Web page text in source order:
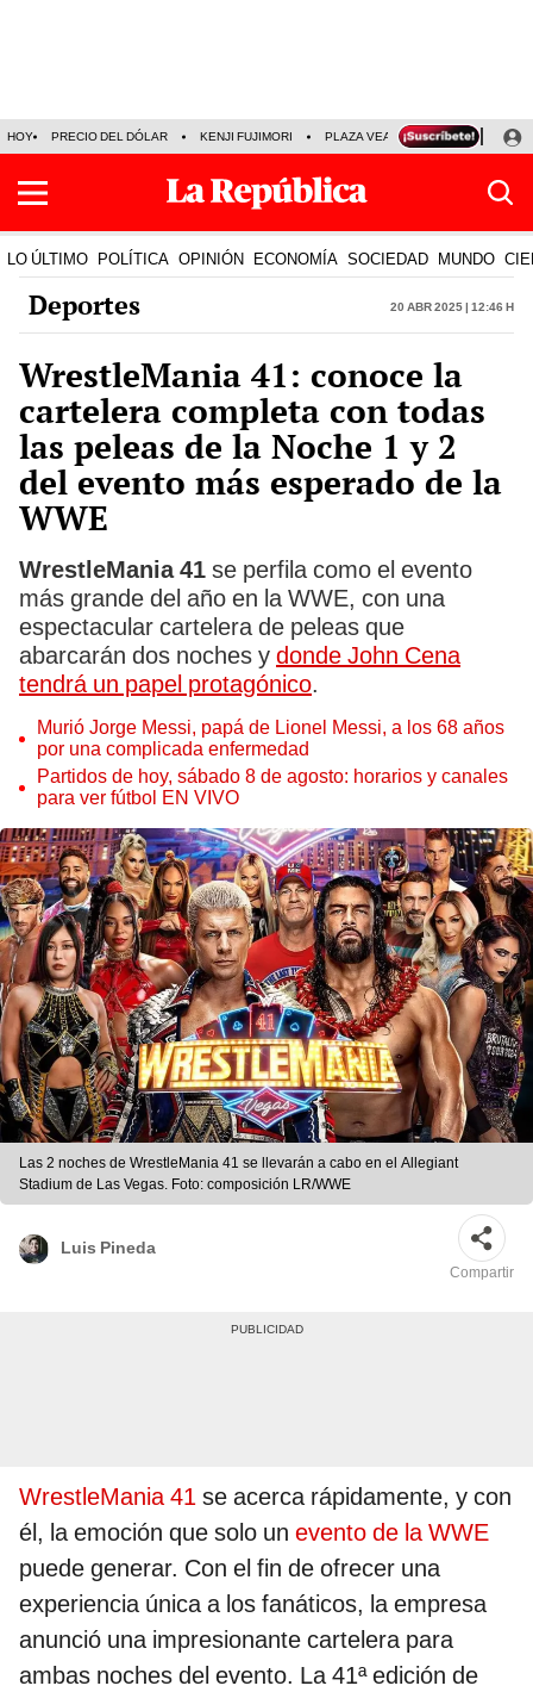
HOY PRECIO DEL DÓLAR KENJI FUJIMORI PLAZA VEA FERIADOS
LO ÚLTIMO POLÍTICA OPINIÓN ECONOMÍA SOCIEDAD MUNDO
Deportes 20 Abr 2025 | 12:46 h
WrestleMania 41: conoce la
cartelera completa con todas
las peleas de la Noche 1 y 2
del evento más esperado de la
WWE
WrestleMania 41 se perfila como el evento
más grande del año en la WWE, con una
espectacular cartelera de peleas que
abarcarán dos noches y donde John Cena
tendrá un papel protagónico.
Murió Jorge Messi, papá de Lionel Messi, a los 68 años
por una complicada enfermedad
Partidos de hoy, sábado 8 de agosto: horarios y canales
para ver fútbol EN VIVO
Las 2 noches de WrestleMania 41 se llevarán a cabo en el Allegiant
Stadium de Las Vegas. Foto: composición LR/WWE
Luis Pineda
Compartir
WrestleMania 41 se acerca rápidamente, y con
él, la emoción que solo un evento de la WWE
puede generar. Con el fin de ofrecer una
experiencia única a los fanáticos, la empresa
anunció una impresionante cartelera para
ambas noches del evento. La 41ª edición de